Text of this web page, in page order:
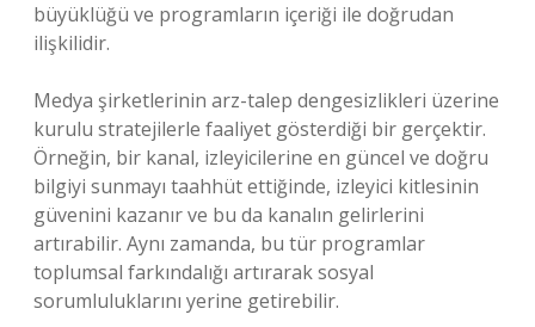
büyüklüğü ve programların içeriği ile doğrudan
ilişkilidir.
Medya şirketlerinin arz-talep dengesizlikleri üzerine
kurulu stratejilerle faaliyet gösterdiği bir gerçektir.
Örneğin, bir kanal, izleyicilerine en güncel ve doğru
bilgiyi sunmayı taahhüt ettiğinde, izleyici kitlesinin
güvenini kazanır ve bu da kanalın gelirlerini
artırabilir. Aynı zamanda, bu tür programlar
toplumsal farkındalığı artırarak sosyal
sorumluluklarını yerine getirebilir.